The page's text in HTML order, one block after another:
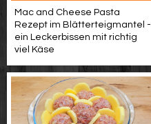
Mac and Cheese Pasta
Rezept im Blätterteigmantel -
ein Leckerbissen mit richtig
viel Käse